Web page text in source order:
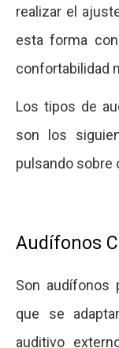
realizar el
esta forma
confortabilidad
Los tipos de
son los
pulsando sobre
Audífonos
Son audífonos
que se
auditivo